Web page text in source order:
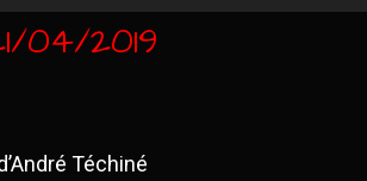
04/2019
Téchiné